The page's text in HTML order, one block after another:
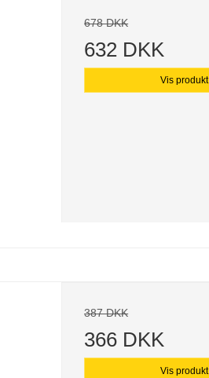
678 DKK
632 DKK
Vis produkt
387 DKK
366 DKK
Vis produkt